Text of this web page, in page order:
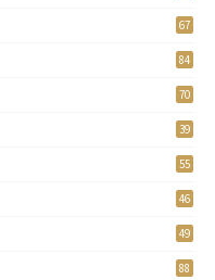
67
84
70
39
55
46
49
88